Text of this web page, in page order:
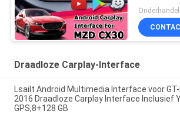
Mazda
Draadloze Carplay-Interface
Lsailt Android Multimedia Interface voor GT-
2016 Draadloze Carplay Interface Inclusief
GPS,8+128 GB